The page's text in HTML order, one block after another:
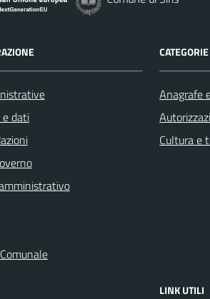
dati
Anagrafe
Cultura e
LINK UTILI